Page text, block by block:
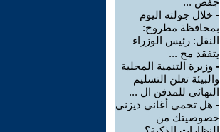
- خلال جولته اليوم
بمحافظة مطروح:
النقل: رئيس الوزراء
يتفقد مح ...
- وزيرة التنمية المحلية
والبيئة تعلن التسليم
النهائي للمدفن ال ...
- هل تحمي أغاني ديزني
خصوصيتك من